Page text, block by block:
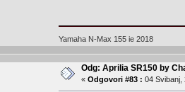
Yamaha N-Max 155 ie 2018
Odg: Aprilia SR150 by
« Odgovori #83 : 04 Svibanj,